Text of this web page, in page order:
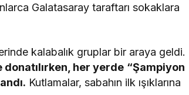
Galatasaray taraftarı sokaklara
kalabalık gruplar bir araya geldi.
her yerde “Şampiyon
Kutlamalar, sabahın ilk ışıklarına